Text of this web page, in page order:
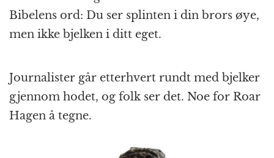
Bibelens ord: Du ser splinten i din brors øye,
men ikke bjelken i ditt eget.
Journalister går etterhvert rundt med bjelker
gjennom hodet, og folk ser det. Noe for Roar
Hagen å tegne.